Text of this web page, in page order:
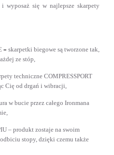
wyposaż się w najlepsze skarpety
– skarpetki biegowe są tworzone tak,
ze stóp,
techniczne COMPRESSPORT
Cię od drgań i wibracji,
w bucie przez całego Ironmana
– produkt zostaje na swoim
stopy, dzięki czemu także